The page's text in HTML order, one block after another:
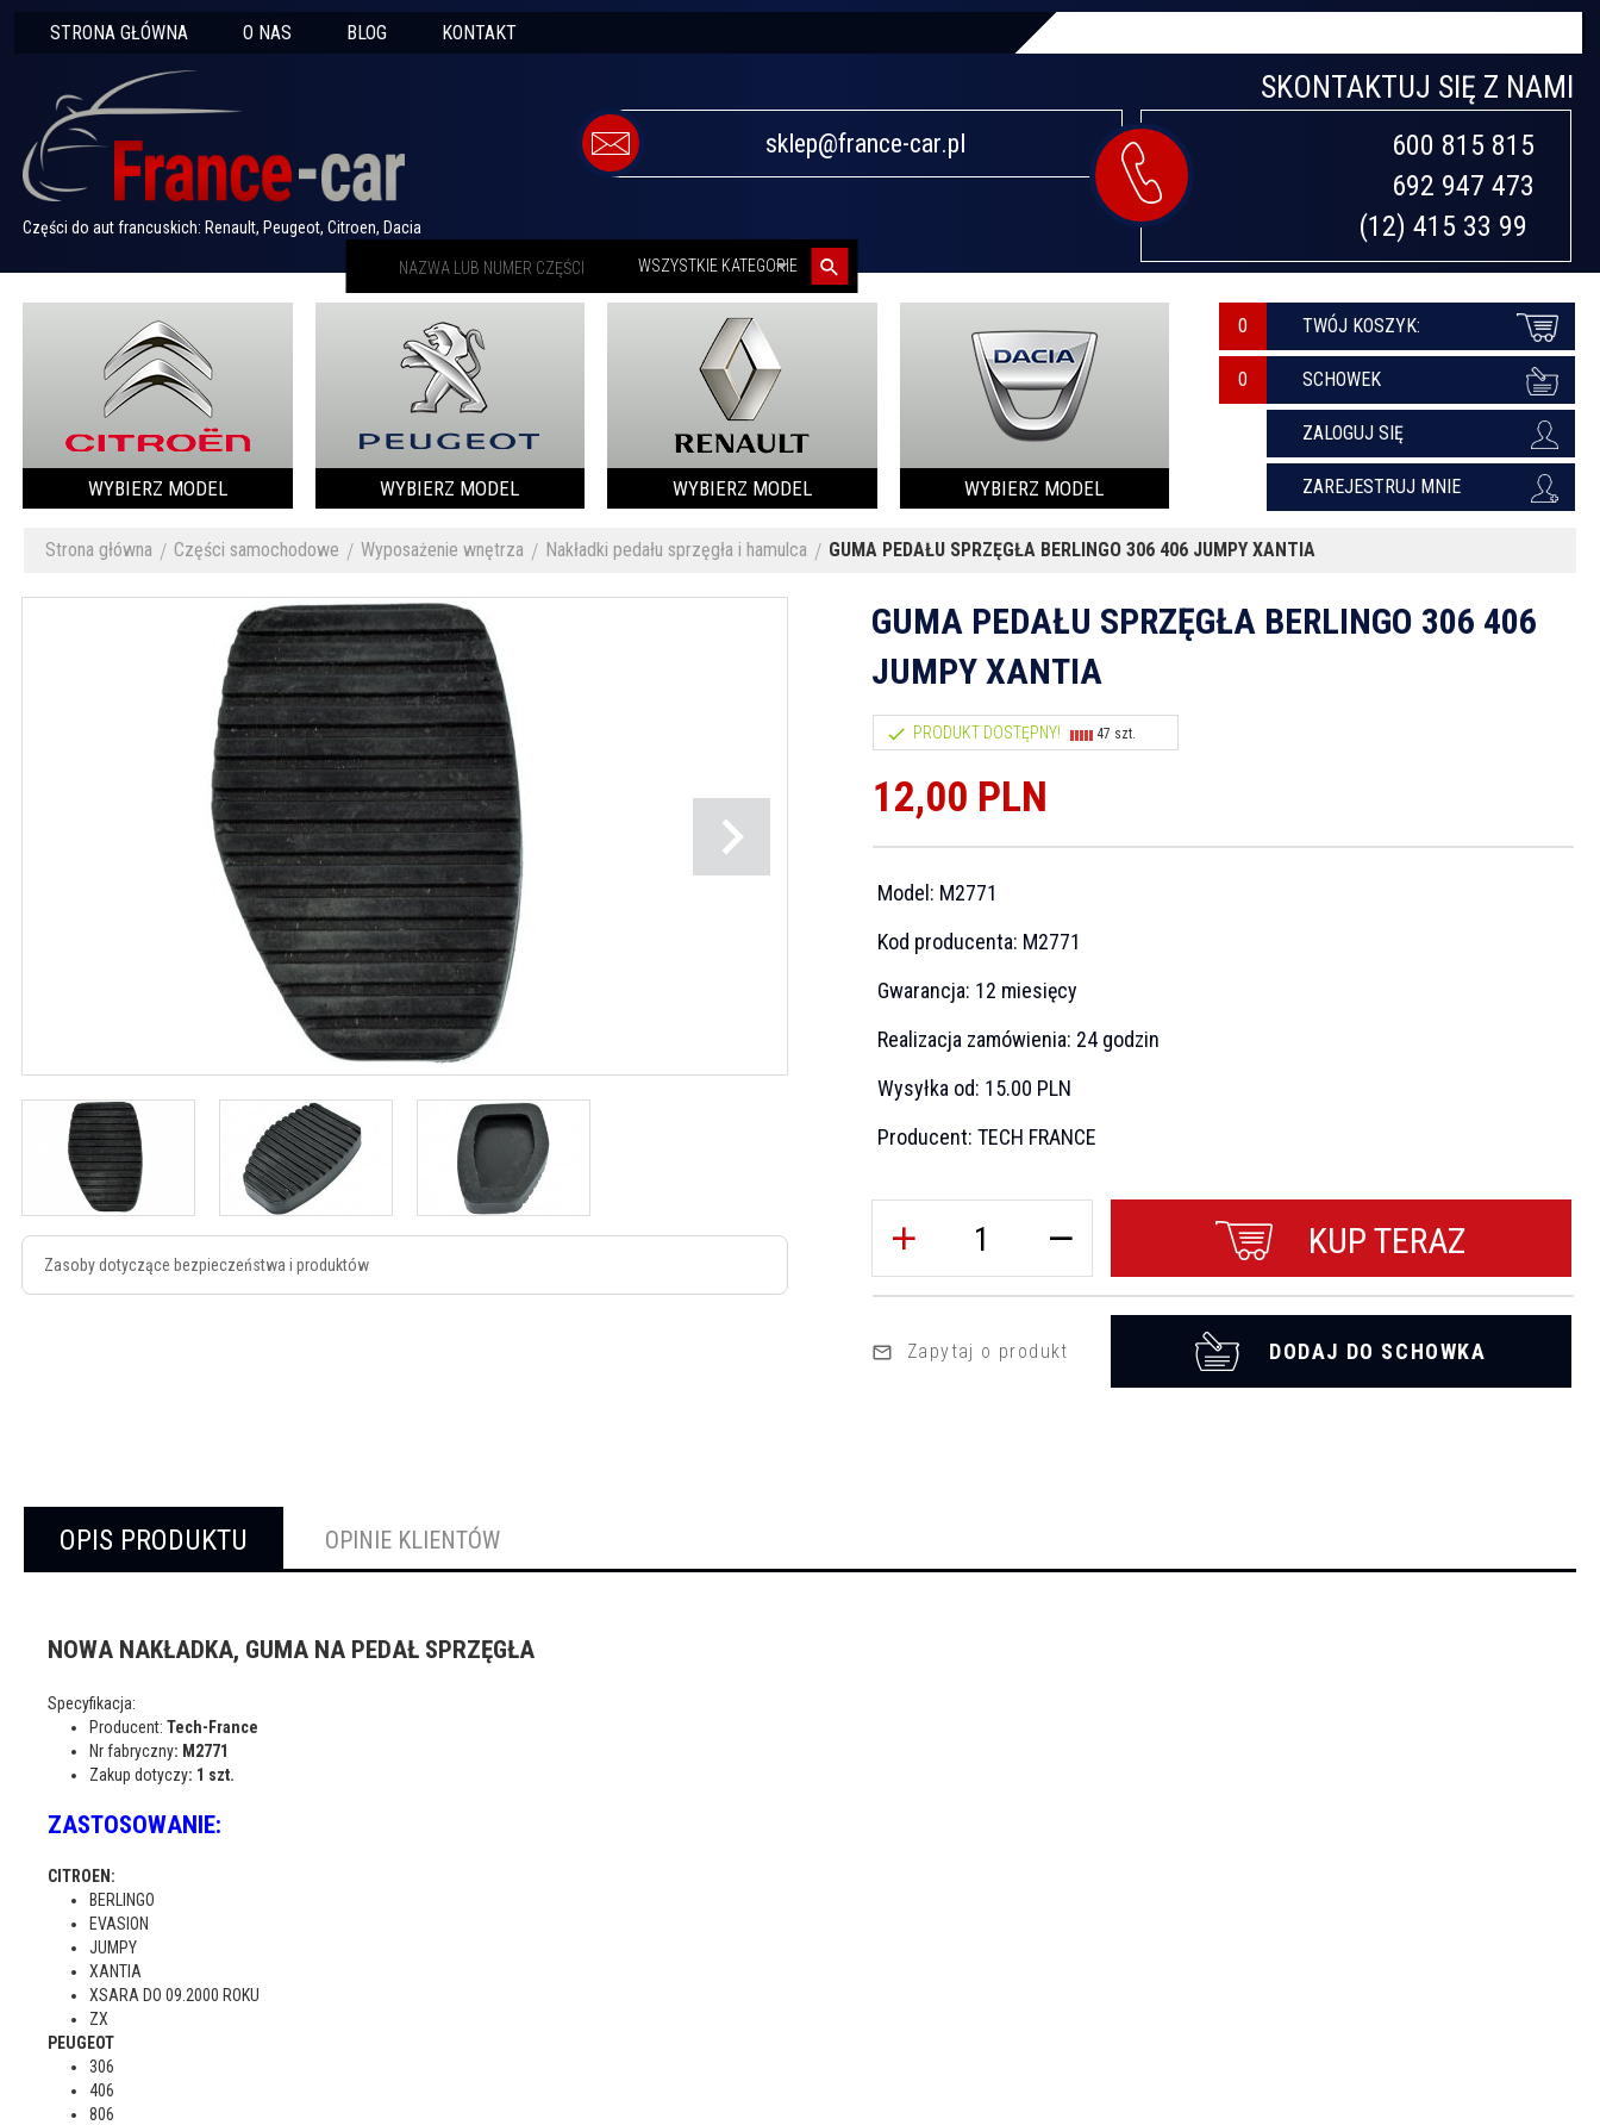
STRONA GŁÓWNA O NAS BLOG KONTAKT
Części do aut francuskich: Renault, Peugeot, Citroen, Dacia
SKONTAKTUJ SIĘ Z NAMI
sklep@france-car.pl
600 815 815
692 947 473
(12) 415 33 99
WSZYSTKIE KATEGORIE
WYBIERZ MODEL WYBIERZ MODEL WYBIERZ MODEL WYBIERZ MODEL
0 TWÓJ KOSZYK:
SCHOWEK
ZALOGUJ SIĘ
ZAREJESTRUJ MNIE
Strona główna Części samochodowe Wyposażenie wnętrza Nakładki pedału sprzęgła i hamulca GUMA PEDAŁU SPRZĘGŁA BERLINGO 306 406 JUMPY XANTIA
Zasoby dotyczące bezpieczeństwa i produktów
GUMA PEDAŁU SPRZĘGŁA BERLINGO 306 406
JUMPY XANTIA
PRODUKT DOSTĘPNY! 47 szt.
12,00 PLN
Model: M2771
Kod producenta: M2771
Gwarancja: 12 miesięcy
Realizacja zamówienia: 24 godzin
Wysyłka od: 15.00 PLN
Producent: TECH FRANCE
KUP TERAZ
Zapytaj o produkt DODAJ DO SCHOWKA
OPIS PRODUKTU OPINIE KLIENTÓW
NOWA NAKŁADKA, GUMA NA PEDAŁ SPRZĘGŁA
Specyfikacja:
Producent: Tech-France
Nr fabryczny: M2771
Zakup dotyczy: 1 szt.
ZASTOSOWANIE:
CITROEN:
BERLINGO
EVASION
JUMPY
XANTIA
XSARA DO 09.2000 ROKU
ZX
PEUGEOT
306
406
806